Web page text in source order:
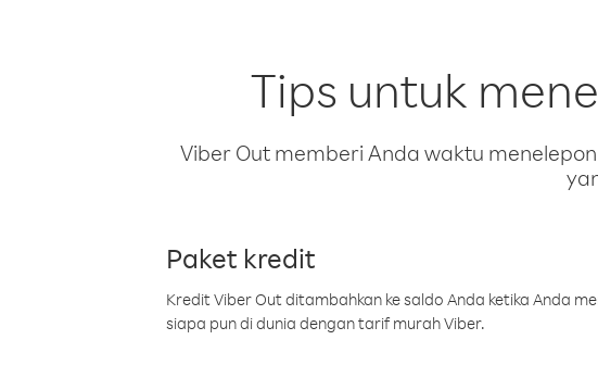
Tips untuk
Viber Out memberi Anda waktu
Paket kredit
Kredit Viber Out ditambahkan ke saldo Anda ketika Anda
siapa pun di dunia dengan tarif murah Viber.